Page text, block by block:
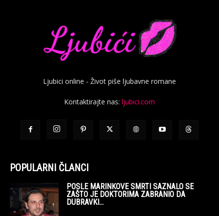
Ljubici online - Život piše ljubavne romane
Kontaktirajte nas: ljubici.com
POPULARNI ČLANCI
POSLE MARINKOVE SMRTI SAZNALO SE
ZAŠTO JE DOKTORIMA ZABRANIO DA
DUBRAVKI...